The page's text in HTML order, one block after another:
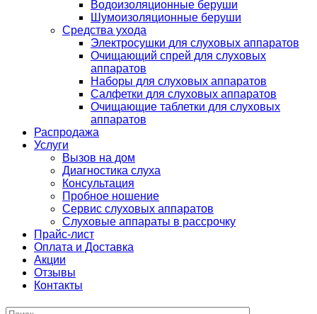
Водоизоляционные беруши
Шумоизоляционные беруши
Средства ухода
Электросушки для слуховых аппаратов
Очищающий спрей для слуховых
аппаратов
Наборы для слуховых аппаратов
Салфетки для слуховых аппаратов
Очищающие таблетки для слуховых
аппаратов
Распродажа
Услуги
Вызов на дом
Диагностика слуха
Консультация
Пробное ношение
Сервис слуховых аппаратов
Слуховые аппараты в рассрочку
Прайс-лист
Оплата и Доставка
Акции
Отзывы
Контакты